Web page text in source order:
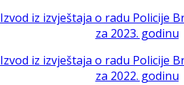
Izvod iz izvještaja o radu Policije
za 2023. godinu
Izvod iz izvještaja o radu Policije
za 2022. godinu